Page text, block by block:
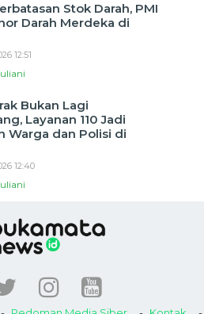
Stok Darah, PMI
Darah Merdeka di
12:51
Bukan Lagi
Layanan 110 Jadi
Warga dan Polisi di
12:40